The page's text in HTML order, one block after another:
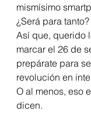
mismísimo
¿Será para
Así que, querido
marcar el 26 de
prepárate para
revolución en
O al menos, eso
dicen.